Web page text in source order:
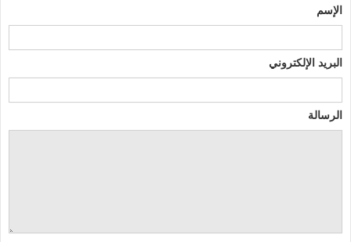
الإسم
البريد الإلكتروني
الرسالة